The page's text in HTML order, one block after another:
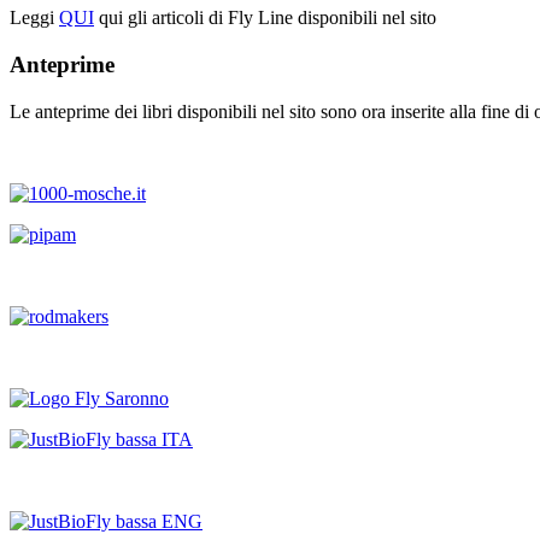
Leggi QUI qui gli articoli di Fly Line disponibili nel sito
Anteprime
Le anteprime dei libri disponibili nel sito sono ora inserite alla fine di